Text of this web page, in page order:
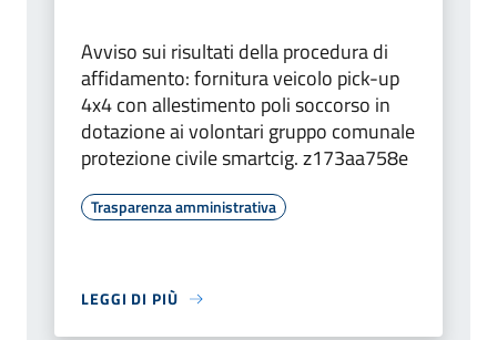
Avviso sui risultati della procedura di
affidamento: fornitura veicolo pick-up
4x4 con allestimento poli soccorso in
dotazione ai volontari gruppo comunale
protezione civile smartcig. z173aa758e
Trasparenza amministrativa
LEGGI DI PIÙ